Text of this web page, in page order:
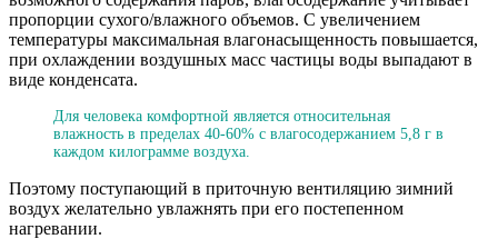
пропорции сухого/влажного объемов. С увеличением
температуры максимальная влагонасыщенность повышается,
при охлаждении воздушных масс частицы воды выпадают в
виде конденсата.
Для человека комфортной является относительная
влажность в пределах 40-60% с влагосодержанием 5,8 г в
каждом килограмме воздуха.
Поэтому поступающий в приточную вентиляцию зимний
воздух желательно увлажнять при его постепенном
нагревании.